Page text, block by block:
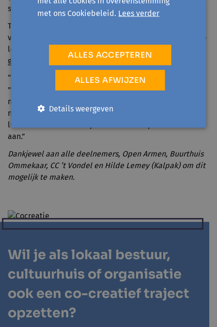
stem.
Tijdens
vragen en deelden eigen verhalen. Het kunstwerk van de
leden van Ommekaar en Open Armen werd zo een
gespreksstarter over meedoen en gezien worden.
“Naast de bij maakten we ook praatstokken", zegt Erna.
"Wie de praatstok heeft, mag spreken en de anderen
moeten echt luisteren. We lopen tegenwoordig allemaal
met een smartphone in de hand, maar aandachtig
luisteren is vaak moeilijk. Die boodschap kwam echt
aan.”
Dankjewel aan alle deelnemers, Open Armen, Buurthuis
Ommekaar, CC ’t Vondel en Hilde Lemey (Kalpak) om dit
mogelijk te maken.
Wil je als lokaal bestuur,
cultuurhuis of organisatie
ook een co-creatief traject
opzetten?
met ons Cookiebeleid. Lees verder
ALLES ACCEPTEREN
ALLES AFWIJZEN
Details weergeven